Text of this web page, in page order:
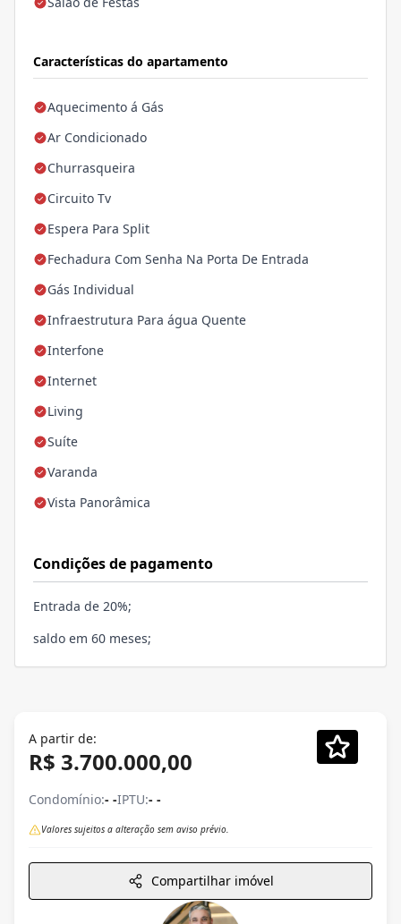
Características do apartamento
Aquecimento á Gás
Ar Condicionado
Churrasqueira
Circuito Tv
Espera Para Split
Fechadura Com Senha Na Porta De Entrada
Gás Individual
Infraestrutura Para água Quente
Interfone
Internet
Living
Suíte
Varanda
Vista Panorâmica
Condições de pagamento
Entrada de 20%;
saldo em 60 meses;
A partir de:
R$ 3.700.000,00
Condomínio:- -IPTU:- -
Valores sujeitos a alteração sem aviso prévio.
Compartilhar imóvel